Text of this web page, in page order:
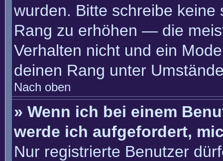
wurden. Bitte schreibe
Rang zu erhöhen — die
Verhalten nicht und ein
deinen Rang unter
Nach oben
» Wenn ich bei einem
werde ich aufgefordert,
Nur registrierte Benutzer